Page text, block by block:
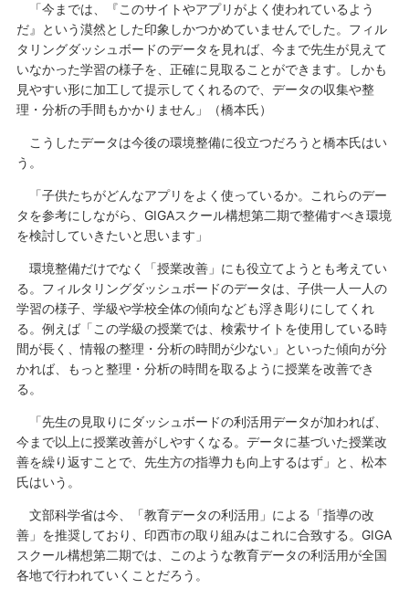
「今までは、『このサイトやアプリがよく使われているよう
だ』という漠然とした印象しかつかめていませんでした。フィル
タリングダッシュボードのデータを見れば、今まで先生が見えて
いなかった学習の様子を、正確に見取ることができます。しかも
見やすい形に加工して提示してくれるので、データの収集や整
理・分析の手間もかかりません」（橋本氏）
こうしたデータは今後の環境整備に役立つだろうと橋本氏はい
う。
「子供たちがどんなアプリをよく使っているか。これらのデー
タを参考にしながら、GIGAスクール構想第二期で整備すべき環境
を検討していきたいと思います」
環境整備だけでなく「授業改善」にも役立てようとも考えてい
る。フィルタリングダッシュボードのデータは、子供一人一人の
学習の様子、学級や学校全体の傾向なども浮き彫りにしてくれ
る。例えば「この学級の授業では、検索サイトを使用している時
間が長く、情報の整理・分析の時間が少ない」といった傾向が分
かれば、もっと整理・分析の時間を取るように授業を改善でき
る。
「先生の見取りにダッシュボードの利活用データが加われば、
今まで以上に授業改善がしやすくなる。データに基づいた授業改
善を繰り返すことで、先生方の指導力も向上するはず」と、松本
氏はいう。
文部科学省は今、「教育データの利活用」による「指導の改
善」を推奨しており、印西市の取り組みはこれに合致する。GIGA
スクール構想第二期では、このような教育データの利活用が全国
各地で行われていくことだろう。